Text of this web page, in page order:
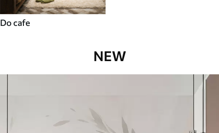
Do cafe
NEW